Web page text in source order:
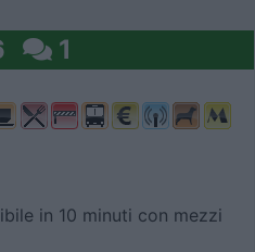
1
in 10 minuti con mezzi